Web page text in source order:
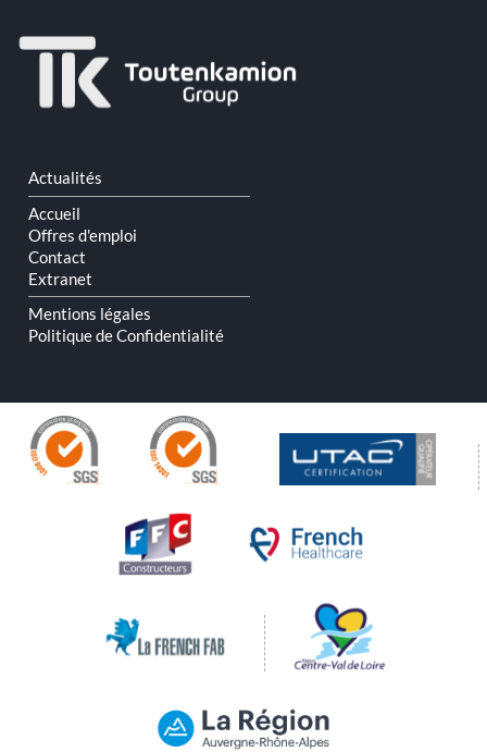
Aller
au
contenu
Actualités
Accueil
Offres d'emploi
Contact
Extranet
Mentions légales
Politique de Confidentialité